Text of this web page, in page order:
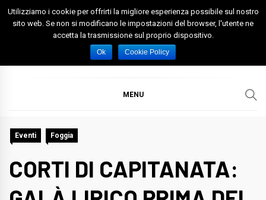
Skip
Spazio Foggia
Foggia News Calcio Eventi e Attività nella Capitanata
MENU
Eventi Foggia
CORTI DI CAPITANATA:
Utilizziamo i cookie per offrirti la migliore esperienza possibile sul nostro
sito web. Se non si modificano le impostazioni del browser, l'utente ne
accetta la trasmissione sul proprio dispositivo.
Ok Cookie Policy